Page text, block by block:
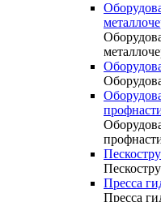
Пресса
Пресса